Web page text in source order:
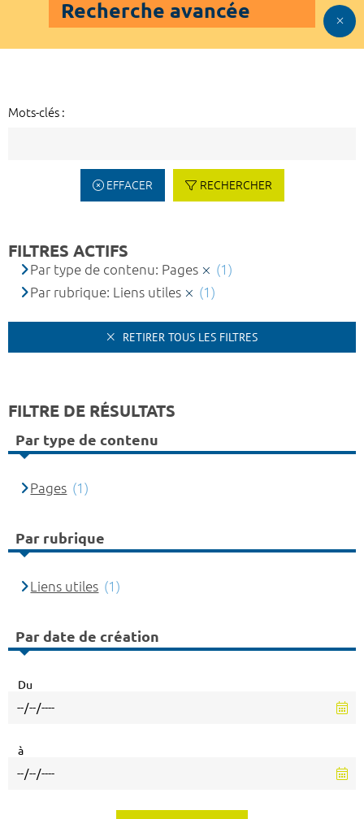
Recherche avancée
Mots-clés :
EFFACER RECHERCHER
FILTRES ACTIFS
Par type de contenu: Pages
(1)
Par rubrique: Liens utiles
(1)
RETIRER TOUS LES FILTRES
FILTRE DE RÉSULTATS
Par type de contenu
Pages (1)
Par rubrique
Liens utiles (1)
Par date de création
Du
à